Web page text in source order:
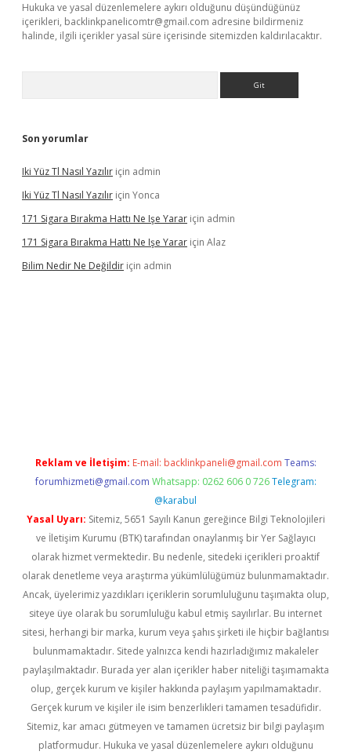
Hukuka ve yasal düzenlemelere aykırı olduğunu düşündüğünüz
içerikleri, backlinkpanelicomtr@gmail.com adresine bildirmeniz
halinde, ilgili içerikler yasal süre içerisinde sitemizden kaldırılacaktır.
Son yorumlar
Iki Yüz Tl Nasıl Yazılır için admin
Iki Yüz Tl Nasıl Yazılır için Yonca
171 Sigara Bırakma Hattı Ne Işe Yarar için admin
171 Sigara Bırakma Hattı Ne Işe Yarar için Alaz
Bilim Nedir Ne Değildir için admin
Reklam ve İletişim: E-mail: backlinkpaneli@gmail.com Teams:
forumhizmeti@gmail.com Whatsapp: 0262 606 0 726 Telegram:
@karabul
Yasal Uyarı: Sitemiz, 5651 Sayılı Kanun gereğince Bilgi Teknolojileri
ve İletişim Kurumu (BTK) tarafından onaylanmış bir Yer Sağlayıcı
olarak hizmet vermektedir. Bu nedenle, sitedeki içerikleri proaktif
olarak denetleme veya araştırma yükümlülüğümüz bulunmamaktadır.
Ancak, üyelerimiz yazdıkları içeriklerin sorumluluğunu taşımakta olup,
siteye üye olarak bu sorumluluğu kabul etmiş sayılırlar. Bu internet
sitesi, herhangi bir marka, kurum veya şahıs şirketi ile hiçbir bağlantısı
bulunmamaktadır. Sitede yalnızca kendi hazırladığımız makaleler
paylaşılmaktadır. Burada yer alan içerikler haber niteliği taşımamakta
olup, gerçek kurum ve kişiler hakkında paylaşım yapılmamaktadır.
Gerçek kurum ve kişiler ile isim benzerlikleri tamamen tesadüfidir.
Sitemiz, kar amacı gütmeyen ve tamamen ücretsiz bir bilgi paylaşım
platformudur. Hukuka ve yasal düzenlemelere aykırı olduğunu